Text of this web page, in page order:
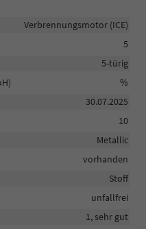
Verbrennungsmotor (ICE)
5
5-türig
%
30.07.2025
10
Metallic
vorhanden
Stoff
unfallfrei
1, sehr gut